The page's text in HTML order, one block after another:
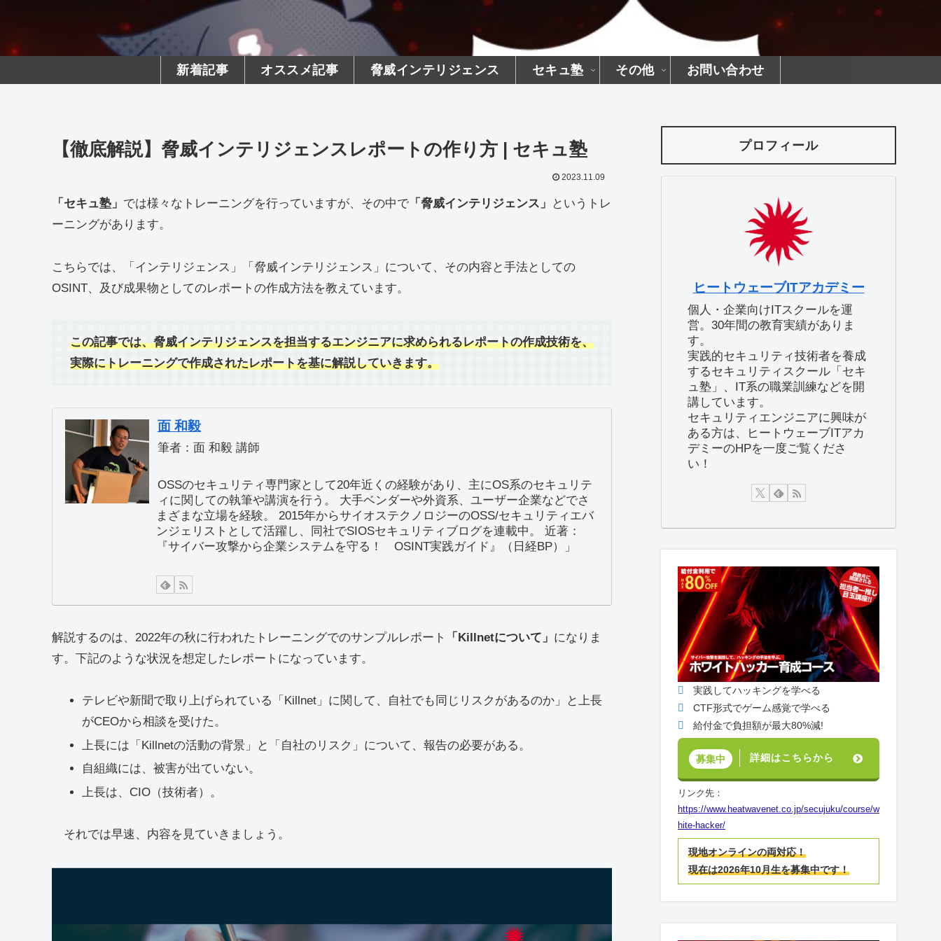
新着記事 オススメ記事 脅威インテリジェンス セキュ塾 その他 お問い合わせ
【徹底解説】脅威インテリジェンスレポートの作り方 | セキュ塾
2023.11.09
「セキュ塾」 では様々なトレーニングを行っていますが、その中で 「脅威インテリジェンス」
というトレ
ーニングがあります。
こちらでは、「インテリジェンス」「脅威インテリジェンス」について、その内容と手法としての
OSINT、及び成果物としてのレポートの作成方法を教えています。
この記事では、脅威インテリジェンスを担当するエンジニアに求められるレポートの作成技術を、
実際にトレーニングで作成されたレポートを基に解説していきます。
面 和毅
筆者：面 和毅 講師
OSSのセキュリティ専門家として20年近くの経験があり、主にOS系のセキュリテ
ィに関しての執筆や講演を行う。 大手ベンダーや外資系、ユーザー企業などでさ
まざまな立場を経験。 2015年からサイオステクノロジーのOSS/セキュリティエバ
ンジェリストとして活躍し、同社でSIOSセキュリティブログを連載中。 近著：
『サイバー攻撃から企業システムを守る！ OSINT実践ガイド』（日経BP）」
解説するのは、2022年の秋に行われたトレーニングでのサンプルレポート 「Killnetについて」 になりま
す。下記のような状況を想定したレポートになっています。
テレビや新聞で取り上げられている「Killnet」に関して、自社でも同じリスクがあるのか」と上長
がCEOから相談を受けた。
上長には「Killnetの活動の背景」と「自社のリスク」について、報告の必要がある。
自組織には、被害が出ていない。
上長は、CIO（技術者）。
それでは早速、内容を見ていきましょう。
プロフィール
ヒートウェーブITアカデミー
個人・企業向けITスクールを運
営。30年間の教育実績がありま
す。
実践的セキュリティ技術者を養成
するセキュリティスクール「セキ
ュ塾」、IT系の職業訓練などを開
講しています。
セキュリティエンジニアに興味が
ある方は、ヒートウェーブITアカ
デミーのHPを一度ご覧くださ
い！
実践してハッキングを学べる
CTF形式でゲーム感覚で学べる
給付金で負担額が最大80%減!
募集中 詳細はこちらから
リンク先：
https://www.heatwavenet.co.jp/secujuku/course/w
hite-hacker/
現地オンラインの両対応！
現在は2026年10月生を募集中です！